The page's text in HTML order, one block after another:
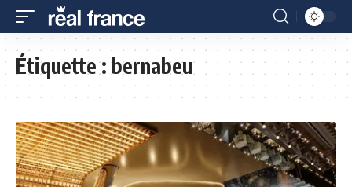
Étiquette :bernabeu